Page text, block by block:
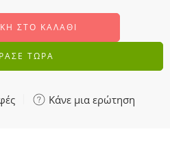
ΣΤΟ ΚΑΛΆΘΙ
ΤΩΡΑ
Κάνε μια ερώτηση